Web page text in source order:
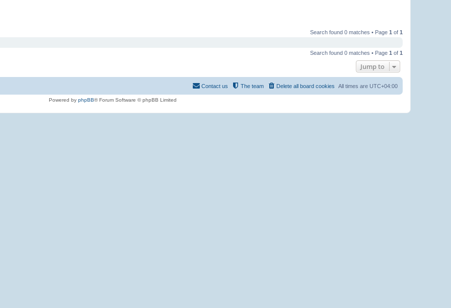
Search found 0 matches • Page 1 of 1
Search found 0 matches • Page 1 of 1
Jump to
All times are UTC+04:00
Delete all board cookies
The team
Contact us
Powered by phpBB® Forum Software © phpBB Limited